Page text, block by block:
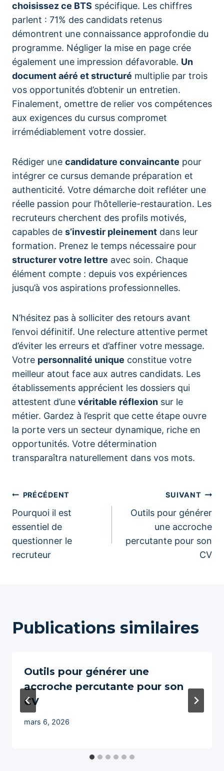
choisissez ce BTS spécifique. Les chiffres
parlent : 71% des candidats retenus
démontrent une connaissance approfondie du
programme. Négliger la mise en page crée
également une impression défavorable. Un
document aéré et structuré multiplie par trois
vos opportunités d’obtenir un entretien.
Finalement, omettre de relier vos compétences
aux exigences du cursus compromet
irrémédiablement votre dossier.
Rédiger une candidature convaincante pour
intégrer ce cursus demande préparation et
authenticité. Votre démarche doit refléter une
réelle passion pour l’hôtellerie-restauration. Les
recruteurs cherchent des profils motivés,
capables de s’investir pleinement dans leur
formation. Prenez le temps nécessaire pour
structurer votre lettre avec soin. Chaque
élément compte : depuis vos expériences
jusqu’à vos aspirations professionnelles.
N’hésitez pas à solliciter des retours avant
l’envoi définitif. Une relecture attentive permet
d’éviter les erreurs et d’affiner votre message.
Votre personnalité unique constitue votre
meilleur atout face aux autres candidats. Les
établissements apprécient les dossiers qui
attestent d’une véritable réflexion sur le
métier. Gardez à l’esprit que cette étape ouvre
la porte vers un secteur dynamique, riche en
opportunités. Votre détermination
transparaîtra naturellement dans vos mots.
Navigation
de
l’article
PRÉCÉDENT
Pourquoi il est
essentiel de
questionner le
recruteur
SUIVANT
Outils pour générer
une accroche
percutante pour son
CV
Publications similaires
Outils pour générer une
accroche percutante pour son
CV
mars 6, 2026